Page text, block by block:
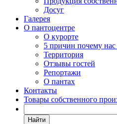
Досуг
Галерея
О пантоцентре
О курорте
5 причин почему
Территория
Отзывы гостей
Репортажи
О пантах
Контакты
Товары собственного
Найти